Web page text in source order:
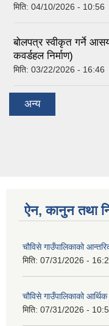
मिति: 04/10/2026 - 10:56
बोलपत्र स्वीकृत गर्ने
कवर्डहल निर्माण)
मिति: 03/22/2026 - 16:46
अन्य
ऐन, कानुन तथा
चौविसे गाउँपालिकाको
मिति: 07/31/2026 -
चौविसे गाउँपालिकाको
मिति: 07/31/2026 -